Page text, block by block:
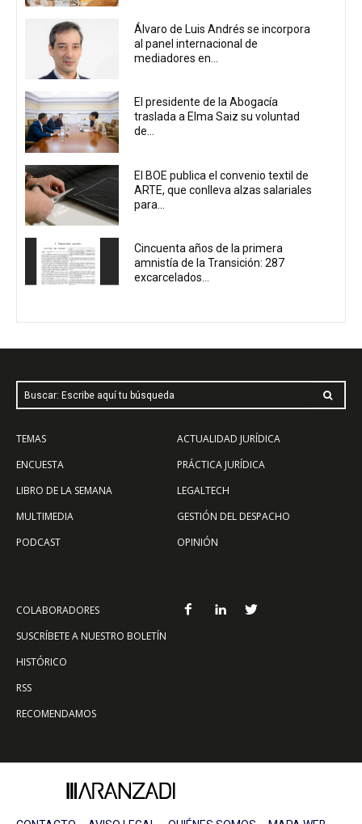
Álvaro de Luis Andrés se incorpora
al panel internacional de
mediadores en...
El presidente de la Abogacía
traslada a Elma Saiz su voluntad
de...
El BOE publica el convenio textil de
ARTE, que conlleva alzas salariales
para...
Cincuenta años de la primera
amnistía de la Transición: 287
excarcelados...
Buscar: Escribe aquí tu búsqueda
TEMAS
ENCUESTA
LIBRO DE LA SEMANA
MULTIMEDIA
PODCAST
ACTUALIDAD JURÍDICA
PRÁCTICA JURÍDICA
LEGALTECH
GESTIÓN DEL DESPACHO
OPINIÓN
COLABORADORES
SUSCRÍBETE A NUESTRO BOLETÍN
HISTÓRICO
RSS
RECOMENDAMOS